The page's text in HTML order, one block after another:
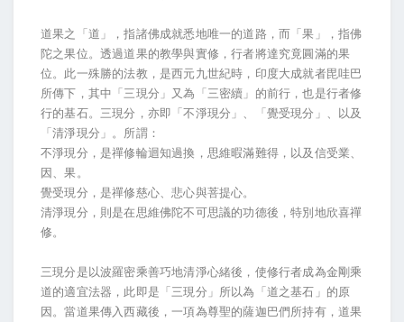
道果之「道」，指諸佛成就悉地唯一的道路，而「果」，指佛
陀之果位。透過道果的教學與實修，行者將達究竟圓滿的果
位。此一殊勝的法教，是西元九世紀時，印度大成就者毘哇巴
所傳下，其中「三現分」又為「三密續」的前行，也是行者修
行的基石。三現分，亦即「不淨現分」、「覺受現分」、以及
「清淨現分」。所謂：
不淨現分，是禪修輪迴知過換，思維暇滿難得，以及信受業、
因、果。
覺受現分，是禪修慈心、悲心與菩提心。
清淨現分，則是在思維佛陀不可思議的功德後，特別地欣喜禪
修。
三現分是以波羅密乘善巧地清淨心緒後，使修行者成為金剛乘
道的適宜法器，此即是「三現分」所以為「道之基石」的原
因。當道果傳入西藏後，一項為尊聖的薩迦巴們所持有，道果